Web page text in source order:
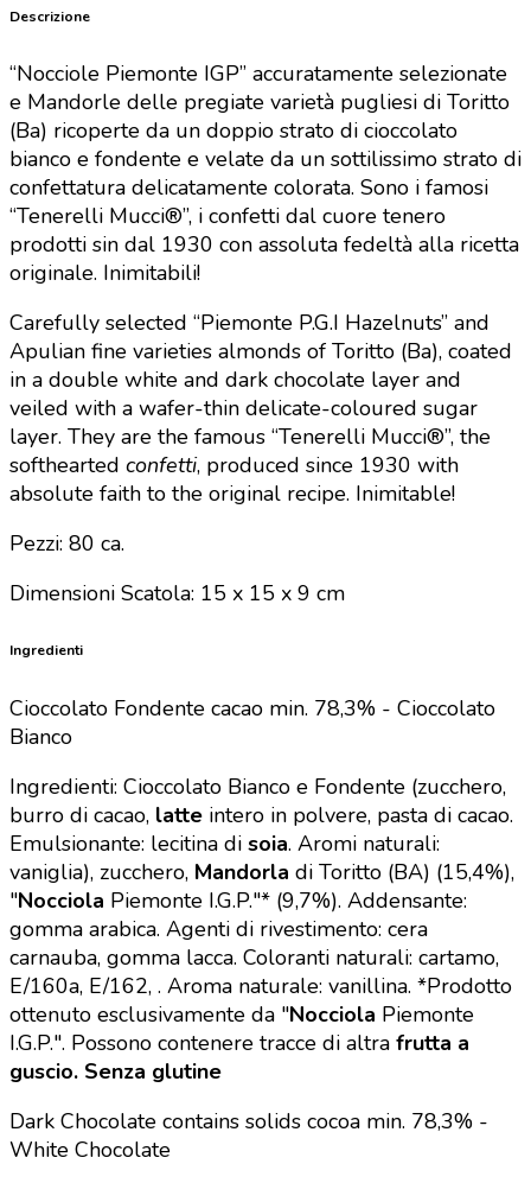
Descrizione
“Nocciole Piemonte IGP” accuratamente selezionate
e Mandorle delle pregiate varietà pugliesi di Toritto
(Ba) ricoperte da un doppio strato di cioccolato
bianco e fondente e velate da un sottilissimo strato di
confettatura delicatamente colorata. Sono i famosi
“Tenerelli Mucci®”, i confetti dal cuore tenero
prodotti sin dal 1930 con assoluta fedeltà alla ricetta
originale. Inimitabili!
Carefully selected “Piemonte P.G.I Hazelnuts” and
Apulian fine varieties almonds of Toritto (Ba), coated
in a double white and dark chocolate layer and
veiled with a wafer-thin delicate-coloured sugar
layer. They are the famous “Tenerelli Mucci®”, the
softhearted confetti, produced since 1930 with
absolute faith to the original recipe. Inimitable!
Pezzi: 80 ca.
Dimensioni Scatola: 15 x 15 x 9 cm
Ingredienti
Cioccolato Fondente cacao min. 78,3% - Cioccolato
Bianco
Ingredienti: Cioccolato Bianco e Fondente (zucchero,
burro di cacao, latte intero in polvere, pasta di cacao.
Emulsionante: lecitina di soia. Aromi naturali:
vaniglia), zucchero, Mandorla di Toritto (BA) (15,4%),
"Nocciola Piemonte I.G.P."* (9,7%). Addensante:
gomma arabica. Agenti di rivestimento: cera
carnauba, gomma lacca. Coloranti naturali: cartamo,
E/160a, E/162, . Aroma naturale: vanillina. *Prodotto
ottenuto esclusivamente da "Nocciola Piemonte
I.G.P.". Possono contenere tracce di altra frutta a
guscio. Senza glutine
Dark Chocolate contains solids cocoa min. 78,3% -
White Chocolate